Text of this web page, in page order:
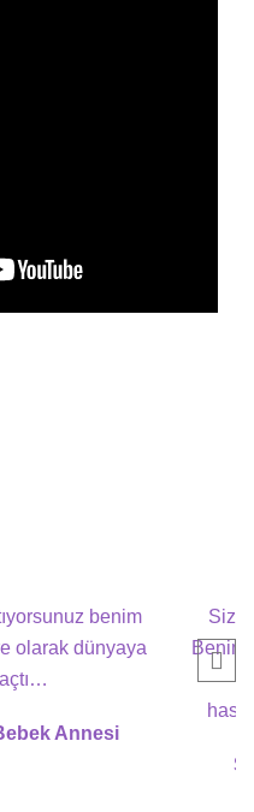
benim
olarak dünyaya
Annesi
Benim